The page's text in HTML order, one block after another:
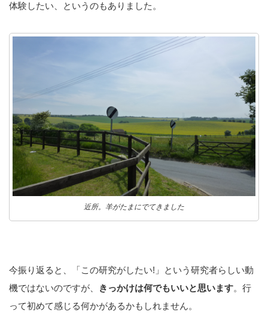
体験したい、というのもありました。
近所。羊がたまにでてきました
今振り返ると、「この研究がしたい!」という研究者らしい動
機ではないのですが、
きっかけは何でもいいと思います。行
って初めて感じる何かがあるかもしれません。